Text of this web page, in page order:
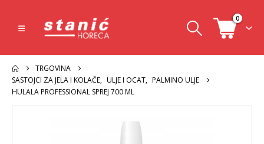
0
TRGOVINA
SASTOJCI ZA JELA I KOLAČE, ULJE I OCAT, PALMINO ULJE
HULALA PROFESSIONAL SPREJ 700 ML